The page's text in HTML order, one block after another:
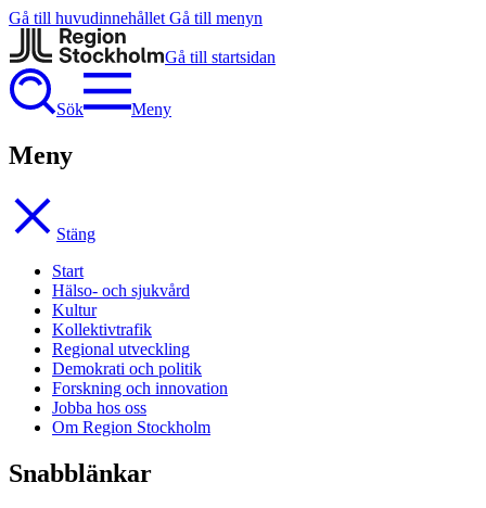
Gå till huvudinnehållet Gå till menyn
Gå till startsidan
Sök Meny
Meny
Stäng
Start
Hälso- och sjukvård
Kultur
Kollektivtrafik
Regional utveckling
Demokrati och politik
Forskning och innovation
Jobba hos oss
Om Region Stockholm
Snabblänkar